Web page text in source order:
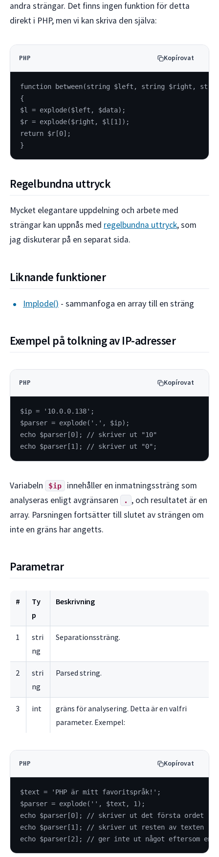
andra strängar. Det finns ingen funktion för detta
direkt i PHP, men vi kan skriva den själva:
PHP Kopírovat
function between(string $left, string $right,
{
$l = explode($left, $data);
$r = explode($right, $l[1]);
return $r[0];
}
Regelbundna uttryck
Mycket elegantare uppdelning och arbete med
strängar kan uppnås med regelbundna uttryck, som
jag diskuterar på en separat sida.
Liknande funktioner
Implode() - sammanfoga en array till en sträng
Exempel på tolkning av IP-adresser
PHP Kopírovat
$ip = '10.0.0.138';
$parser = explode('.', $ip);
echo $parser[0]; // skriver ut "10"
echo $parser[1]; // skriver ut "0";
Variabeln $ip
innehåller en inmatningssträng som
analyseras enligt avgränsaren
.
, och resultatet är en
array. Parsningen fortsätter till slutet av strängen om
inte en gräns har angetts.
Parametrar
#
Ty
p
Beskrivning
1
stri
ng
Separationssträng.
2
stri
ng
Parsed string.
3 int
gräns för analysering. Detta är en valfri
parameter. Exempel:
PHP Kopírovat
$text = 'PHP är mitt favoritspråk!';
$parser = explode('', $text, 1);
echo $parser[0]; // skriver ut det första ordet
echo $parser[1]; // skriver ut resten av texten
echo $parser[2]; // ger inte ut något eftersom